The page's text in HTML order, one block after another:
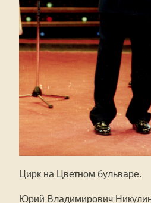
Цирк на Цветном бульваре.
Юрий Владимирович Никулин